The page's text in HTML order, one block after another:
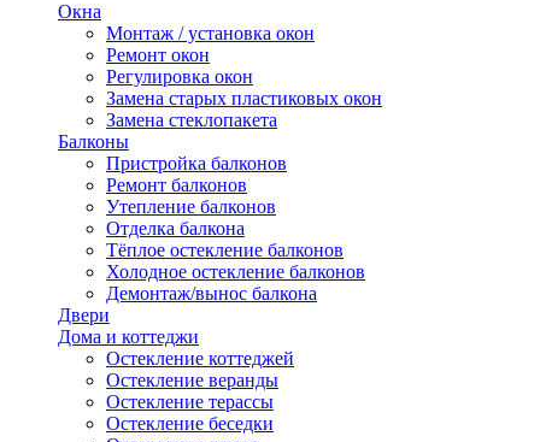
Окна
Монтаж / установка окон
Ремонт окон
Регулировка окон
Замена старых пластиковых окон
Замена стеклопакета
Балконы
Пристройка балконов
Ремонт балконов
Утепление балконов
Отделка балкона
Тёплое остекление балконов
Холодное остекление балконов
Демонтаж/вынос балкона
Двери
Дома и коттеджи
Остекление коттеджей
Остекление веранды
Остекление терассы
Остекление беседки